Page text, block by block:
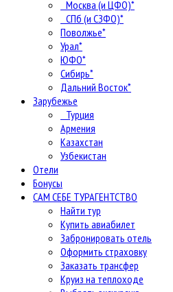
Москва (и ЦФО)*
СПб (и СЗФО)*
Поволжье*
Урал*
ЮФО*
Сибирь*
Дальний Восток*
Зарубежье
Турция
Армения
Казахстан
Узбекистан
Отели
Бонусы
САМ СЕБЕ ТУРАГЕНТСТВО
Найти тур
Купить авиабилет
Забронировать отель
Оформить страховку
Заказать трансфер
Круиз на теплоходе